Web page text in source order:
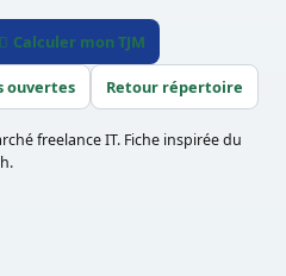
Calculer mon TJM
ouvertes Retour répertoire
freelance IT. Fiche inspirée du